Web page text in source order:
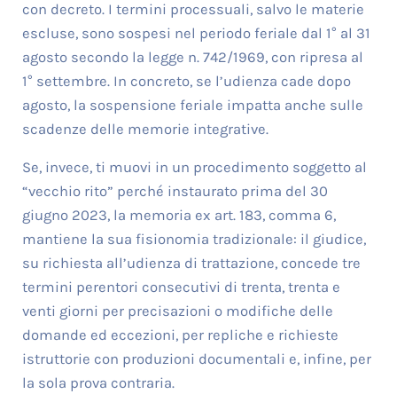
con decreto. I termini processuali, salvo le materie
escluse, sono sospesi nel periodo feriale dal 1° al 31
agosto secondo la legge n. 742/1969, con ripresa al
1° settembre. In concreto, se l’udienza cade dopo
agosto, la sospensione feriale impatta anche sulle
scadenze delle memorie integrative.
Se, invece, ti muovi in un procedimento soggetto al
“vecchio rito” perché instaurato prima del 30
giugno 2023, la memoria ex art. 183, comma 6,
mantiene la sua fisionomia tradizionale: il giudice,
su richiesta all’udienza di trattazione, concede tre
termini perentori consecutivi di trenta, trenta e
venti giorni per precisazioni o modifiche delle
domande ed eccezioni, per repliche e richieste
istruttorie con produzioni documentali e, infine, per
la sola prova contraria.